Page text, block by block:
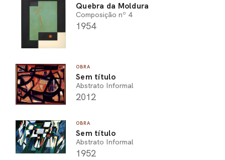
Quebra da Moldura
Composição nº 4
1954
OBRA
Sem título
Abstrato Informal
2012
OBRA
Sem título
Abstrato Informal
1952